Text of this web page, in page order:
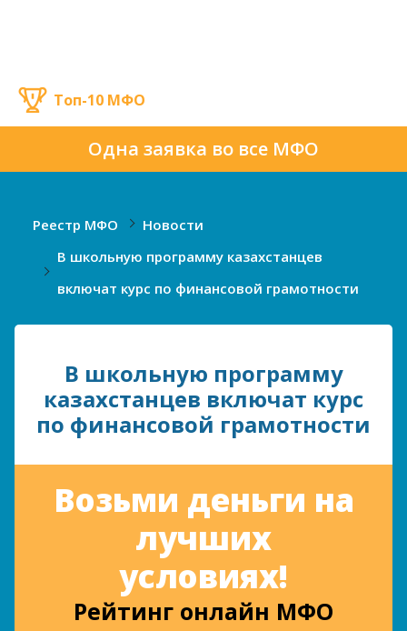
Одна заявка во все МФО
Топ-10 МФО
Реестр МФО
Новости
В школьную программу казахстанцев
включат курс по финансовой грамотности
В школьную программу
казахстанцев включат курс
по финансовой грамотности
Возьми деньги на
лучших
условиях!
Рейтинг онлайн МФО